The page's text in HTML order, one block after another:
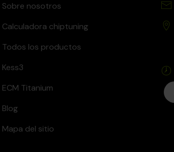
Sobre nosotros
Calculadora chiptuning
Todos los productos
Kess3
ECM Titanium
Blog
Mapa del sitio